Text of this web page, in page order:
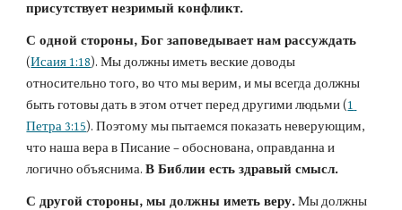
присутствует незримый конфликт.
С одной стороны, Бог заповедывает нам рассуждать
(Исаия 1:18). Мы должны иметь веские доводы
относительно того, во что мы верим, и мы всегда должны
быть готовы дать в этом отчет перед другими людьми (1
Петра 3:15). Поэтому мы пытаемся показать неверующим,
что наша вера в Писание – обоснована, оправданна и
логично объяснима. В Библии есть здравый смысл.
С другой стороны, мы должны иметь веру. Мы должны